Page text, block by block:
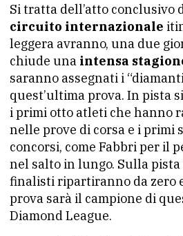
Si tratta dell’atto conclusivo
circuito internazionale
leggera avranno, una due
chiude una intensa
saranno assegnati i
quest’ultima prova. In pista
i primi otto atleti che hanno
nelle prove di corsa e i primi
concorsi, come Fabbri per il
nel salto in lungo. Sulla
finalisti ripartiranno da zero
prova sarà il campione di
Diamond League.